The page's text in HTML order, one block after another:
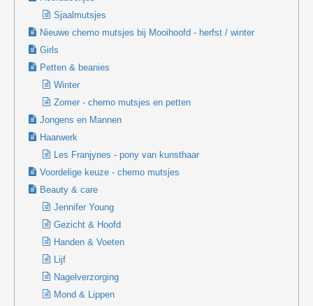
Sjaalmutsjes
Nieuwe chemo mutsjes bij Mooihoofd - herfst / winter
Girls
Petten & beanies
Winter
Zomer - chemo mutsjes en petten
Jongens en Mannen
Haarwerk
Les Franjynes - pony van kunsthaar
Voordelige keuze - chemo mutsjes
Beauty & care
Jennifer Young
Gezicht & Hoofd
Handen & Voeten
Lijf
Nagelverzorging
Mond & Lippen